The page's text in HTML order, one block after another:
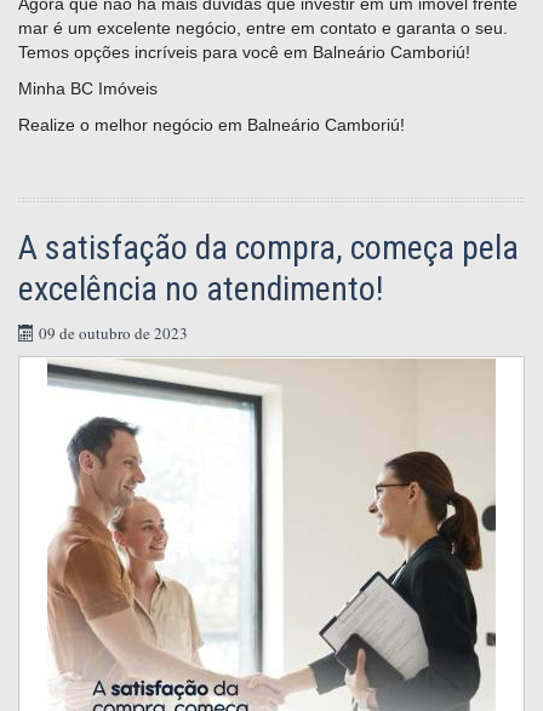
mar é um excelente negócio, entre em contato e garanta o seu.
Temos opções incríveis para você em Balneário Camboriú!
Minha BC Imóveis
Realize o melhor negócio em Balneário Camboriú!
A satisfação da compra, começa pela
excelência no atendimento!
09 de outubro de 2023